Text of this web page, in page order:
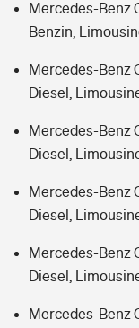
Mercedes-Benz
Benzin,
Mercedes-Benz
Diesel,
Mercedes-Benz
Diesel,
Mercedes-Benz
Diesel,
Mercedes-Benz
Diesel,
Mercedes-Benz